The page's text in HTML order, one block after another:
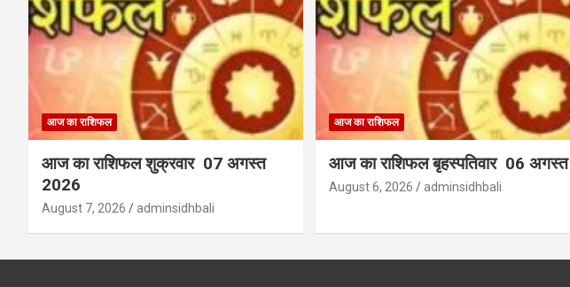
आज का राशिफल
आज का राशिफल शुक्रवार 07 अगस्त
2026
August 7, 2026 adminsidhbali
आज का राशिफल
आज का राशिफल बृहस्पतिवार 06 अगस्त
August 6, 2026 adminsidhbali